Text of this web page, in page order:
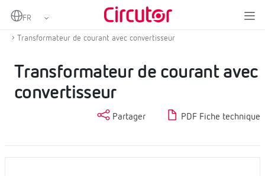
Home
Mesure et contrôle
Transformateur de courant avec convertisseur
Transformateur de courant avec
convertisseur
Partager PDF Fiche technique